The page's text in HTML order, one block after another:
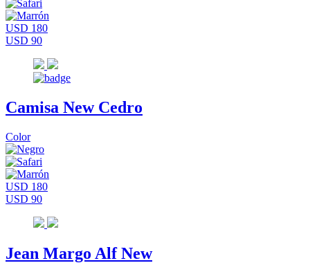
USD 180
USD 90
Camisa New Cedro
Color
USD 180
USD 90
Jean Margo Alf New